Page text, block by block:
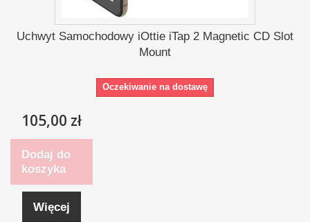
Uchwyt Samochodowy iOttie iTap 2 Magnetic CD Slot
Mount
Oczekiwanie na dostawę
105,00 zł
Dodaj do
koszyka
Więcej